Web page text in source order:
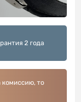
2 года
комиссию, то